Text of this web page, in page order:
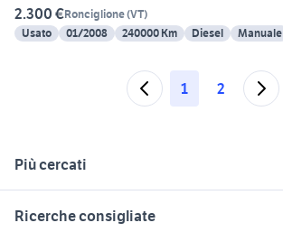
2.300 €Ronciglione(VT)
Usato
01/2008 240000 Km Diesel Manuale
1 2
Più cercati
Ricerche consigliate